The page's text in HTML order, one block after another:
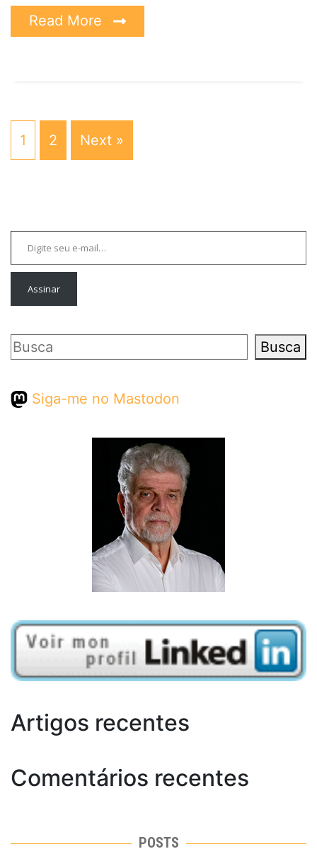
Read More
1 2 Next »
Digite seu e-mail…
Assinar
Pesquisar Busca
Siga-me no Mastodon
Artigos recentes
Comentários recentes
POSTS